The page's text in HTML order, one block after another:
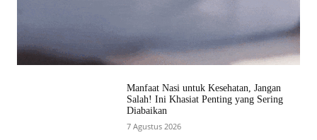
Manfaat Nasi untuk Kesehatan, Jangan
Salah! Ini Khasiat Penting yang Sering
Diabaikan
7 Agustus 2026